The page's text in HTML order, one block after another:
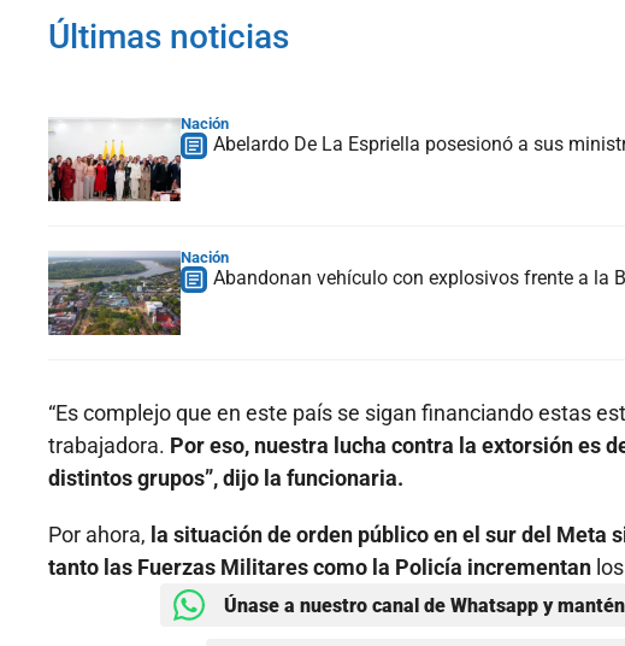
Últimas noticias
Nación
Abelardo De La Espriella posesionó a sus
Nación
Abandonan vehículo con explosivos frente a la
“Es complejo que en este país se sigan financiando estas
trabajadora. Por eso, nuestra lucha contra la extorsión es
distintos grupos”, dijo la funcionaria.
Por ahora, la situación de orden público en el sur del Meta
tanto las Fuerzas Militares como la Policía incrementan
Únase a nuestro canal de Whatsapp y